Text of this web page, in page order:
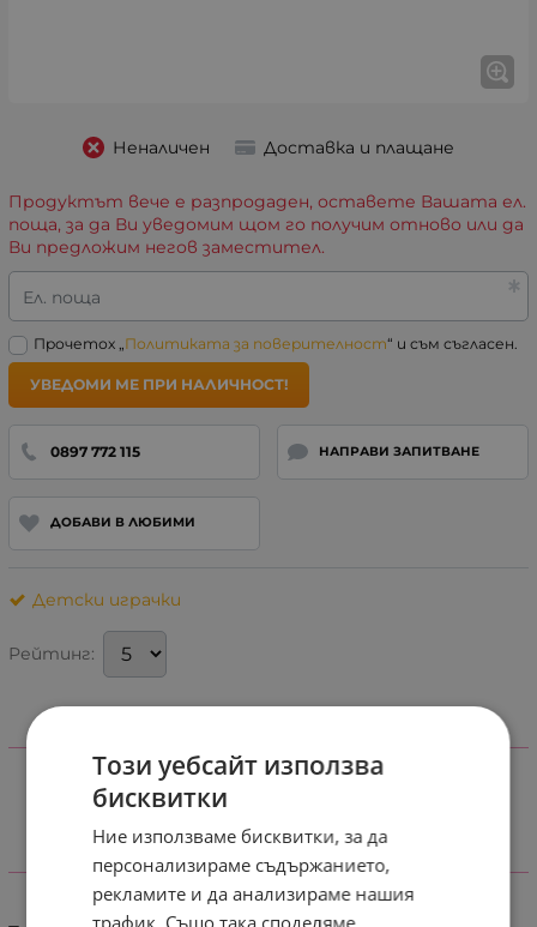
Неналичен Доставка и плащане
Продуктът вече е разпродаден, оставете Вашата ел.
поща, за да Ви уведомим щом го получим отново или да
Ви предложим негов заместител.
Ел. поща
Прочетох „Политиката за поверителност“ и съм съгласен.
УВЕДОМИ МЕ ПРИ НАЛИЧНОСТ!
0897 772 115 НАПРАВИ ЗАПИТВАНЕ
ДОБАВИ В ЛЮБИМИ
Детски играчки
Рейтинг:
ХАРАКТЕРИСТИКИ
Този уебсайт използва
бисквитки
Ние използваме бисквитки, за да
персонализираме съдържанието,
рекламите и да анализираме нашия
трафик. Също така споделяме